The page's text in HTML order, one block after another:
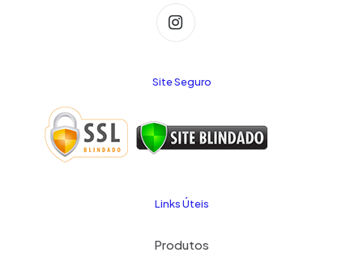
Site Seguro
Links Úteis
Produtos